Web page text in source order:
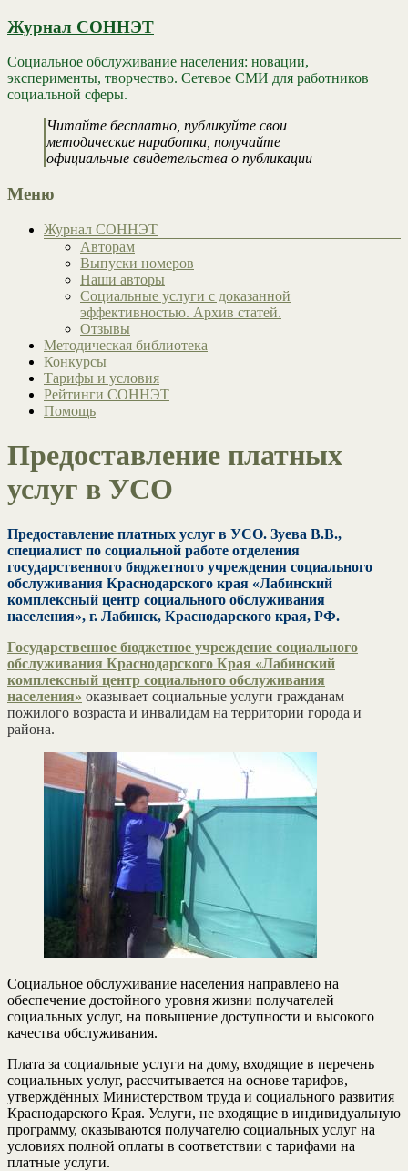
Журнал СОННЭТ
Социальное обслуживание населения: новации,
эксперименты, творчество. Сетевое СМИ для работников
социальной сферы.
Читайте бесплатно, публикуйте свои
методические наработки, получайте
официальные свидетельства о публикации
Меню
Журнал СОННЭТ
Авторам
Выпуски номеров
Наши авторы
Социальные услуги с доказанной
эффективностью. Архив статей.
Отзывы
Методическая библиотека
Конкурсы
Тарифы и условия
Рейтинги СОННЭТ
Помощь
Предоставление платных
услуг в УСО
Предоставление платных услуг в УСО. Зуева В.В.,
специалист по социальной работе отделения
государственного бюджетного учреждения социального
обслуживания Краснодарского края «Лабинский
комплексный центр социального обслуживания
населения», г. Лабинск, Краснодарского края, РФ.
Государственное бюджетное учреждение социального
обслуживания Краснодарского Края «Лабинский
комплексный центр социального обслуживания
населения» оказывает социальные услуги гражданам
пожилого возраста и инвалидам на территории города и
района.
Социальное обслуживание населения направлено на
обеспечение достойного уровня жизни получателей
социальных услуг, на повышение доступности и высокого
качества обслуживания.
Плата за социальные услуги на дому, входящие в перечень
социальных услуг, рассчитывается на основе тарифов,
утверждённых Министерством труда и социального развития
Краснодарского Края. Услуги, не входящие в индивидуальную
программу, оказываются получателю социальных услуг на
условиях полной оплаты в соответствии с тарифами на
платные услуги.